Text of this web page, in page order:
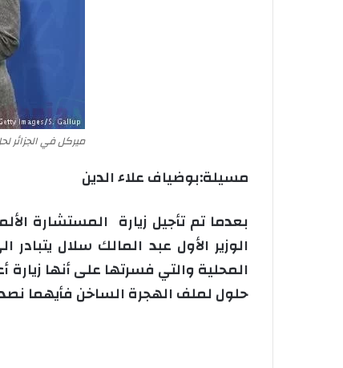
ميركل في الجزائر
مسيلة:بوضياف علاء الدين
بعدما تم تأجيل زيارة المستشارة
الوزير الأول عبد المالك سلال
المحلية والتي فسرتها على أنها زيارة
حلول لملف الهجرة الساخن فأيهما